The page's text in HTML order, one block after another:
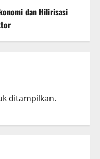
dan Hilirisasi
ditampilkan.